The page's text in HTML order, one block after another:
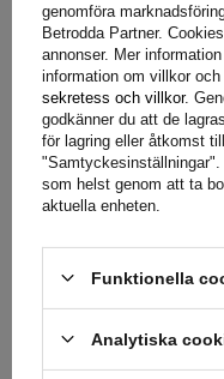
Fälgtvärsnittsprofil
fälgen, som omfattar
på. Denna profil är
montering och
fälgtvärsnittsprofil
är
fälgen. Detta är särskilt
de som utsätts för
genomföra
Betrodda Partner.
annonser. Mer
information om villkor
sekretess och villkor.
godkänner du att de
för lagring eller åtkomst
som helst genom att ta
aktuella enheten.
Funktionella
Analytiska